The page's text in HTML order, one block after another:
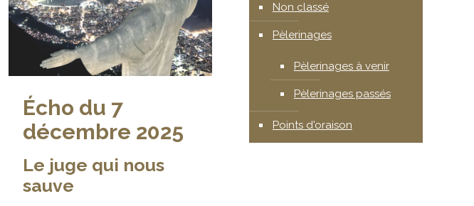
Écho du 7
décembre 2025
Le juge qui nous
sauve
Non classé
Pèlerinages
Pèlerinages à venir
Pèlerinages passés
Points d'oraison